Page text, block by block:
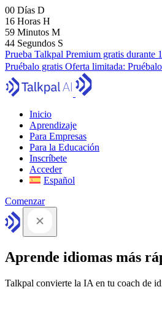
00 Días D
16 Horas H
59 Minutos M
43 Segundos S
Prueba Talkpal Premium gratis durante
Pruébalo gratis Oferta limitada:
Inicio
Aprendizaje
Para Empresas
Para la Educación
Inscríbete
Acceder
Español
Comenzar
Aprende idiomas más
Talkpal convierte la IA en tu coach de